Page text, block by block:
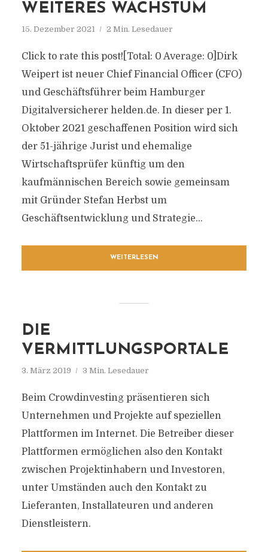
WEITERES WACHSTUM
15. Dezember 2021 2 Min. Lesedauer
Click to rate this post![Total: 0 Average: 0]Dirk
Weipert ist neuer Chief Financial Officer (CFO)
und Geschäftsführer beim Hamburger
Digitalversicherer helden.de. In dieser per 1.
Oktober 2021 geschaffenen Position wird sich
der 51-jährige Jurist und ehemalige
Wirtschaftsprüfer künftig um den
kaufmännischen Bereich sowie gemeinsam
mit Gründer Stefan Herbst um
Geschäftsentwicklung und Strategie...
WEITERLESEN
DIE
VERMITTLUNGSPORTALE
3. März 2019 3 Min. Lesedauer
Beim Crowdinvesting präsentieren sich
Unternehmen und Projekte auf speziellen
Plattformen im Internet. Die Betreiber dieser
Plattformen ermöglichen also den Kontakt
zwischen Projektinhabern und Investoren,
unter Umständen auch den Kontakt zu
Lieferanten, Installateuren und anderen
Dienstleistern.